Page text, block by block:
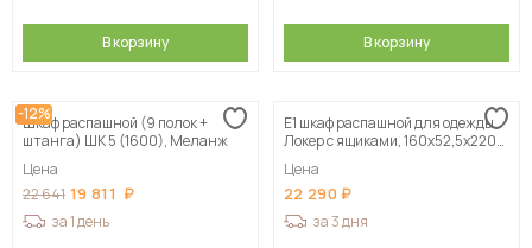
В корзину В корзину
-12%
Шкаф распашной (9 полок +
штанга) ШК 5 (1600), Меланж
Цена
22 641 19 811
за 1 день
Е1 шкаф распашной для одежды
Локер с ящиками, 160х52,5х220
Цена
22 290
за 3 дня